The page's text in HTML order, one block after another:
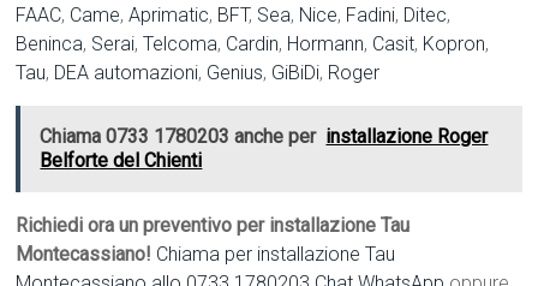
FAAC, Came,Aprimatic, BFT, Sea, Nice, Fadini, Ditec,
Beninca, Serai,Telcoma, Cardin, Hormann, Casit, Kopron,
Tau, DEA automazioni, Genius, GiBiDi, Roger
Chiama 0733 1780203 anche per installazione Roger
Belforte del Chienti
Richiedi ora un preventivo per installazione Tau
Montecassiano! Chiama per installazione Tau